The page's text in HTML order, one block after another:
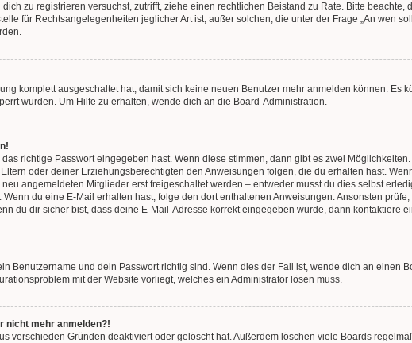
zu registrieren versuchst, zutrifft, ziehe einen rechtlichen Beistand zu Rate. Bitte
für Rechtsangelegenheiten jeglicher Art ist; außer solchen, die unter der Frage „An wen
komplett ausgeschaltet hat, damit sich keine neuen Benutzer mehr anmelden können. Es
wurden. Um Hilfe zu erhalten, wende dich an die Board-Administration.
richtige Passwort eingegeben hast. Wenn diese stimmen, dann gibt es zwei Möglichkeiten.
oder deiner Erziehungsberechtigten den Anweisungen folgen, die du erhalten hast.
angemeldeten Mitglieder erst freigeschaltet werden – entweder musst du dies selbst
du eine E-Mail erhalten hast, folge den dort enthaltenen Anweisungen. Ansonsten
du dir sicher bist, dass deine E-Mail-Adresse korrekt eingegeben wurde, dann kontaktiere
Benutzername und dein Passwort richtig sind. Wenn dies der Fall ist, wende dich an einen
mit der Website vorliegt, welches ein Administrator lösen muss.
nicht mehr anmelden?!
verschieden Gründen deaktiviert oder gelöscht hat. Außerdem löschen viele Boards